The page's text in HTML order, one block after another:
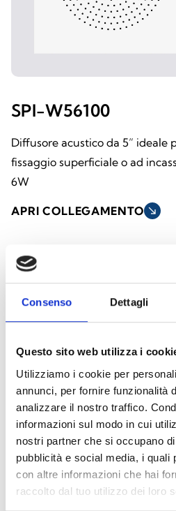
Consenso Dettagli
Questo sito web utilizza i
Utilizziamo i cookie per
annunci, per fornire funzionalità
analizzare il nostro traffico.
informazioni sul modo in cui
nostri partner che si occupano
pubblicità e social media, i quali
con altre informazioni che hai
raccolto dal tuo utilizzo dei loro
SPI-W56100
Diffusore acustico da 5” ideale
fissaggio superficiale o ad
6W
APRI COLLEGAMENTO south_east
I diffusori sospesi da
per offrire una diffusione
ambienti con soffitti alti o
per applicazioni in edifici
industriali, centri sportivi
combinano un design
prestazioni audio